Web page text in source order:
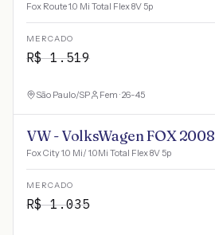
Fox Route 1.0 Mi Total Flex 8V 5p
MERCADO
R$1.519
São Paulo/SP Fem · 26-45
VW - VolksWagen FOX 2008
Fox City 1.0 Mi/ 1.0Mi Total Flex 8V 5p
MERCADO
R$1.035